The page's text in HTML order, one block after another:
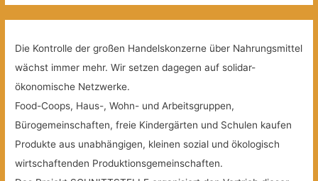
Die Kontrolle der großen Handelskonzerne über Nahrungsmittel
wächst immer mehr. Wir setzen dagegen auf solidar-
ökonomische Netzwerke.
Food-Coops, Haus-, Wohn- und Arbeitsgruppen,
Bürogemeinschaften, freie Kindergärten und Schulen kaufen
Produkte aus unabhängigen, kleinen sozial und ökologisch
wirtschaftenden Produktionsgemeinschaften.